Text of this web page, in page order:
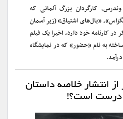
کارگردان بزرگ آلمانی که
«بال‌های اشتیاق» (زیر آسمان
کارنامه خود دارد، اخیرا یک فیلم
به نام «حضور» که در نمایشگاه
از انتشار خلاصه داستان
درست است؟!